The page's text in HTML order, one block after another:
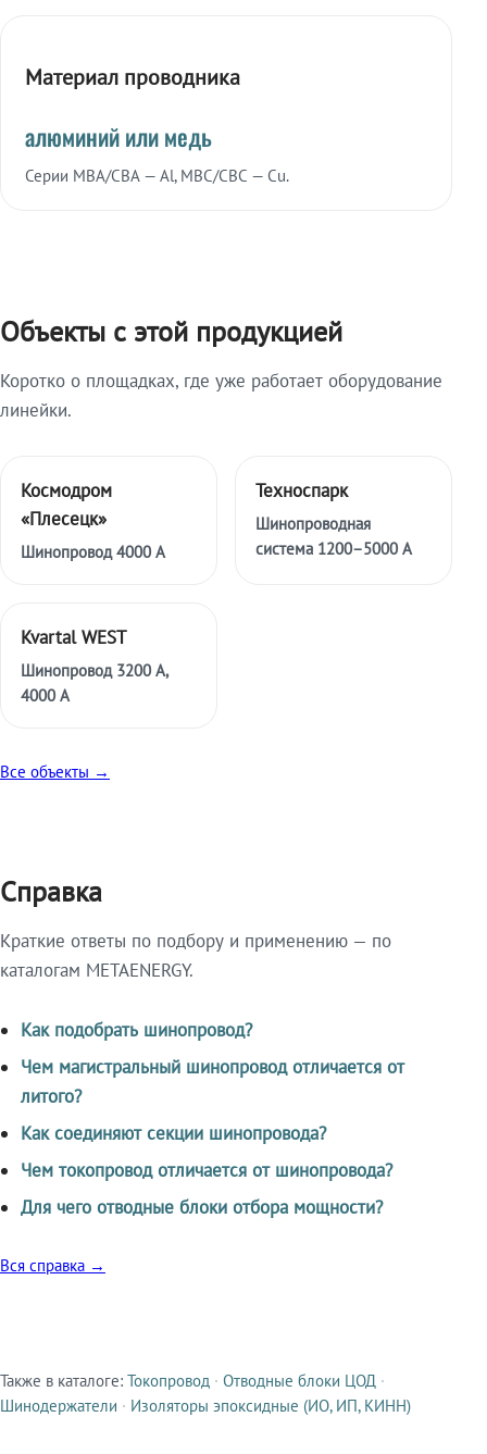
Материал проводника
алюминий или медь
Серии МВА/СВА — Al, МВС/СВС — Cu.
Объекты с этой продукцией
Коротко о площадках, где уже работает оборудование
линейки.
Космодром
«Плесецк»
Шинопровод 4000 А
Техноспарк
Шинопроводная
система 1200–5000 А
Kvartal WEST
Шинопровод 3200 А,
4000 А
Все объекты →
Справка
Краткие ответы по подбору и применению — по
каталогам METAENERGY.
Как подобрать шинопровод?
Чем магистральный шинопровод отличается от
литого?
Как соединяют секции шинопровода?
Чем токопровод отличается от шинопровода?
Для чего отводные блоки отбора мощности?
Вся справка →
Смежные продукты
Также в каталоге: Токопровод · Отводные блоки ЦОД ·
Шинодержатели · Изоляторы эпоксидные (ИО, ИП, КИНН)